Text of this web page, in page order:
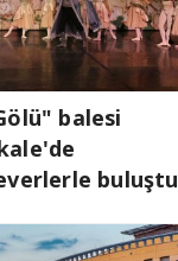
balesi
buluştu